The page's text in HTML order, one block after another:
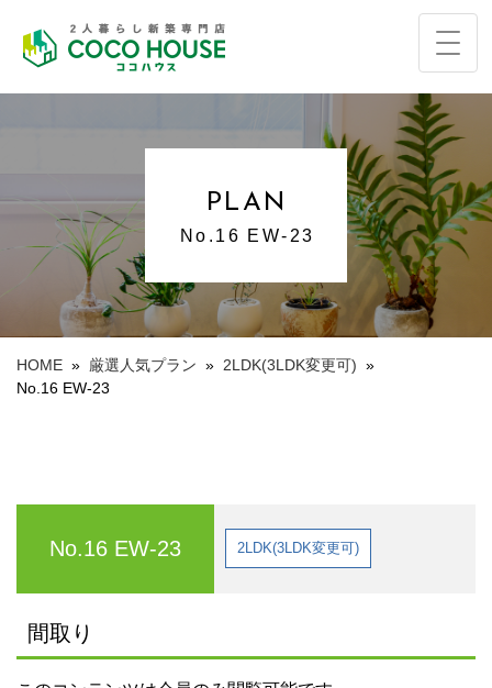
PLAN
No.16 EW-23
HOME » 厳選人気プラン » 2LDK(3LDK変更可) »
No.16 EW-23
No.16 EW-23 2LDK(3LDK変更可)
間取り